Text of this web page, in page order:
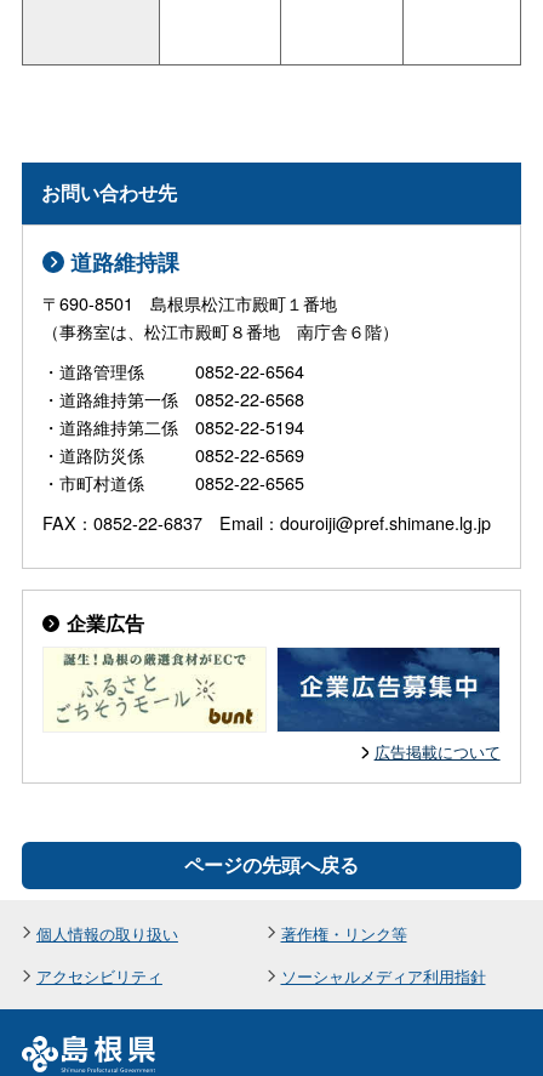
お問い合わせ先
道路維持課
〒690-8501 島根県松江市殿町１番地
（事務室は、松江市殿町８番地 南庁舎６階）
・道路管理係 0852-22-6564
・道路維持第一係 0852-22-6568
・道路維持第二係 0852-22-5194
・道路防災係 0852-22-6569
・市町村道係 0852-22-6565
FAX：0852-22-6837 Email：douroiji@pref.shimane.lg.jp
企業広告
広告掲載について
ページの先頭へ戻る
個人情報の取り扱い
著作権・リンク等
アクセシビリティ
ソーシャルメディア利用指針